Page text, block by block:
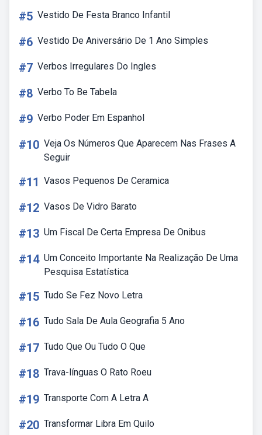
#5 Vestido De Festa Branco Infantil
#6 Vestido De Aniversário De 1 Ano Simples
#7 Verbos Irregulares Do Ingles
#8 Verbo To Be Tabela
#9 Verbo Poder Em Espanhol
#10 Veja Os Números Que Aparecem Nas Frases A
Seguir
#11 Vasos Pequenos De Ceramica
#12 Vasos De Vidro Barato
#13 Um Fiscal De Certa Empresa De Onibus
#14 Um Conceito Importante Na Realização De Uma
Pesquisa Estatística
#15 Tudo Se Fez Novo Letra
#16 Tudo Sala De Aula Geografia 5 Ano
#17 Tudo Que Ou Tudo O Que
#18 Trava-línguas O Rato Roeu
#19 Transporte Com A Letra A
#20 Transformar Libra Em Quilo